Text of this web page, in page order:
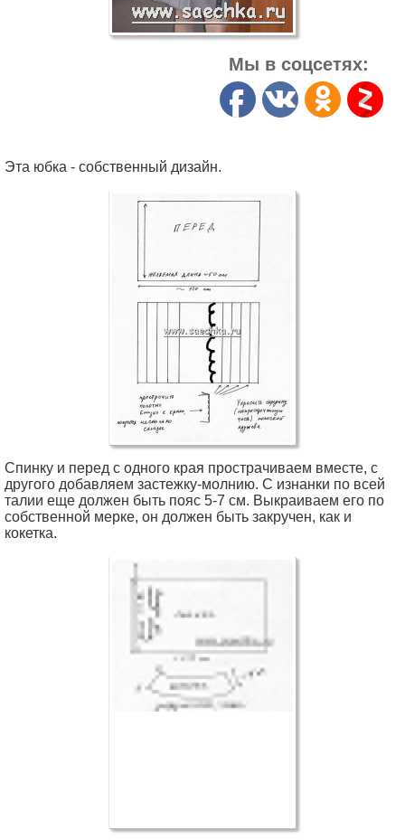
Мы в соцсетях:
Эта юбка - собственный дизайн.
Спинку и перед с одного края прострачиваем вместе, с
другого добавляем застежку-молнию. С изнанки по всей
талии еще должен быть пояс 5-7 см. Выкраиваем его по
собственной мерке, он должен быть закручен, как и
кокетка.